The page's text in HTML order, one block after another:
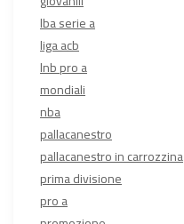
lba serie a
liga acb
lnb pro a
mondiali
nba
pallacanestro
pallacanestro in carrozzina
prima divisione
pro a